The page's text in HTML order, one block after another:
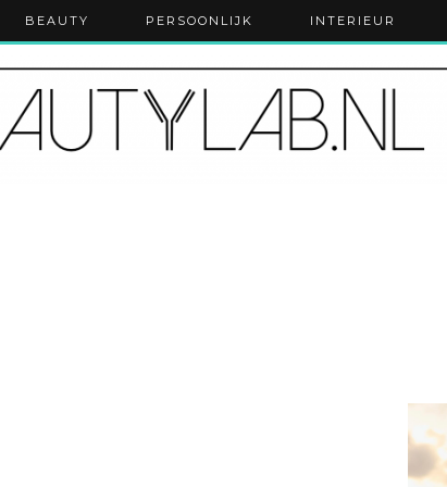
BEAUTY PERSOONLIJK INTERIEUR